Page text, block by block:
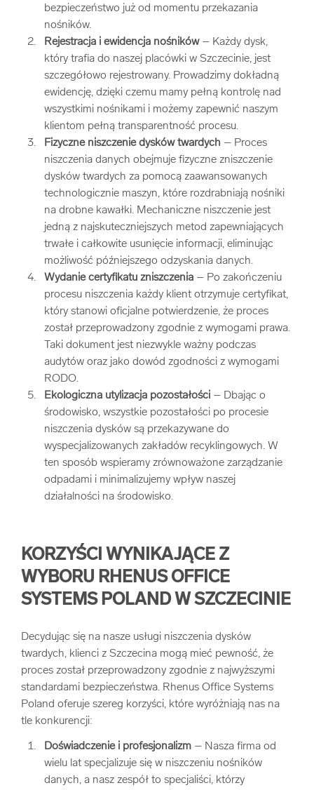
bezpieczeństwo już od momentu przekazania
nośników.
Rejestracja i ewidencja nośników– Każdy dysk,
który trafia do naszej placówki w Szczecinie, jest
szczegółowo rejestrowany. Prowadzimy dokładną
ewidencję, dzięki czemu mamy pełną kontrolę nad
wszystkimi nośnikami i możemy zapewnić naszym
klientom pełną transparentność procesu.
Fizyczne niszczenie dysków twardych – Proces
niszczenia danych obejmuje fizyczne zniszczenie
dysków twardych za pomocą zaawansowanych
technologicznie maszyn, które rozdrabniają nośniki
na drobne kawałki. Mechaniczne niszczenie jest
jedną z najskuteczniejszych metod zapewniających
trwałe i całkowite usunięcie informacji, eliminując
możliwość późniejszego odzyskania danych.
Wydanie certyfikatu zniszczenia – Po zakończeniu
procesu niszczenia każdy klient otrzymuje certyfikat,
który stanowi oficjalne potwierdzenie, że proces
został przeprowadzony zgodnie z wymogami prawa.
Taki dokument jest niezwykle ważny podczas
audytów oraz jako dowód zgodności z wymogami
RODO.
Ekologiczna utylizacja pozostałości – Dbając o
środowisko, wszystkie pozostałości po procesie
niszczenia dysków są przekazywane do
wyspecjalizowanych zakładów recyklingowych. W
ten sposób wspieramy zrównoważone zarządzanie
odpadami i minimalizujemy wpływ naszej
działalności na środowisko.
KORZYŚCI WYNIKAJĄCE Z
WYBORU RHENUS OFFICE
SYSTEMS POLAND W SZCZECINIE
Decydując się na nasze usługi niszczenia dysków
twardych, klienci z Szczecina mogą mieć pewność, że
proces został przeprowadzony zgodnie z najwyższymi
standardami bezpieczeństwa. Rhenus Office Systems
Poland oferuje szereg korzyści, które wyróżniają nas na
tle konkurencji:
Doświadczenie i profesjonalizm – Nasza firma od
wielu lat specjalizuje się w niszczeniu nośników
danych, a nasz zespół to specjaliści, którzy